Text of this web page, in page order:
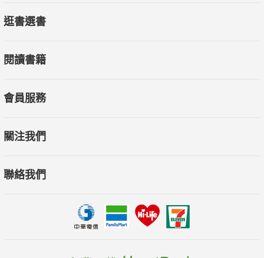
逛書選書
閱讀書籍
會員服務
關注我們
聯絡我們